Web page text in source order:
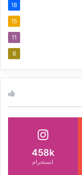
18
15
11
6
458k
انستجرام